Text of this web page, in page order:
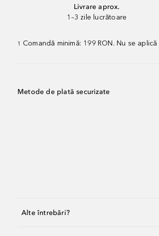
Livrare aprox.
1–3 zile lucrătoare
1 Comandă minimă: 199 RON. Nu se
Metode de plată securizate
Alte întrebări?